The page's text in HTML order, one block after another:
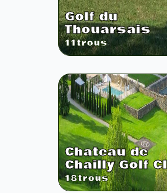
Golf du
Thouarsais
11trous
Chateau de
Chailly Golf
18trous